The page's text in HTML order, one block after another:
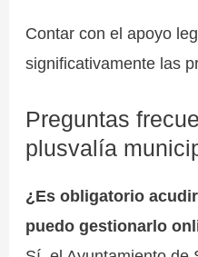
Contar con el apoyo
significativamente las
Preguntas
plusvalía
¿Es obligatorio
puedo gestionarlo